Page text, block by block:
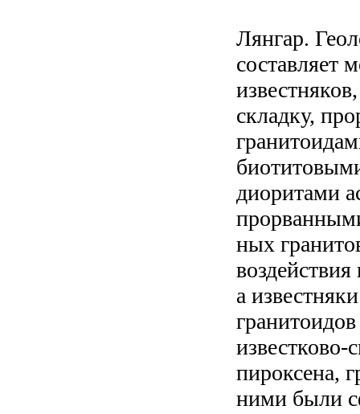
Лянгар.
составляет
складку,
диоритами
ных
а
пироксена,
ними были